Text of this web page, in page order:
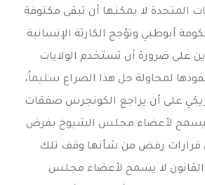
المتحدة لا يمكنها أن تبقى مكتوفة
أبوظبي وتؤجج الكارثة الإنسانية
على ضرورة أن تستخدم الولايات
لمحاولة حل هذا الصراع سليماً،
على أن يراجع الكونجرس صفقات
ويسمح لأعضاء مجلس الشيوخ بفرض
قرارات رفض من شأنها وقف تلك
القانون لا يسمح لأعضاء مجلس